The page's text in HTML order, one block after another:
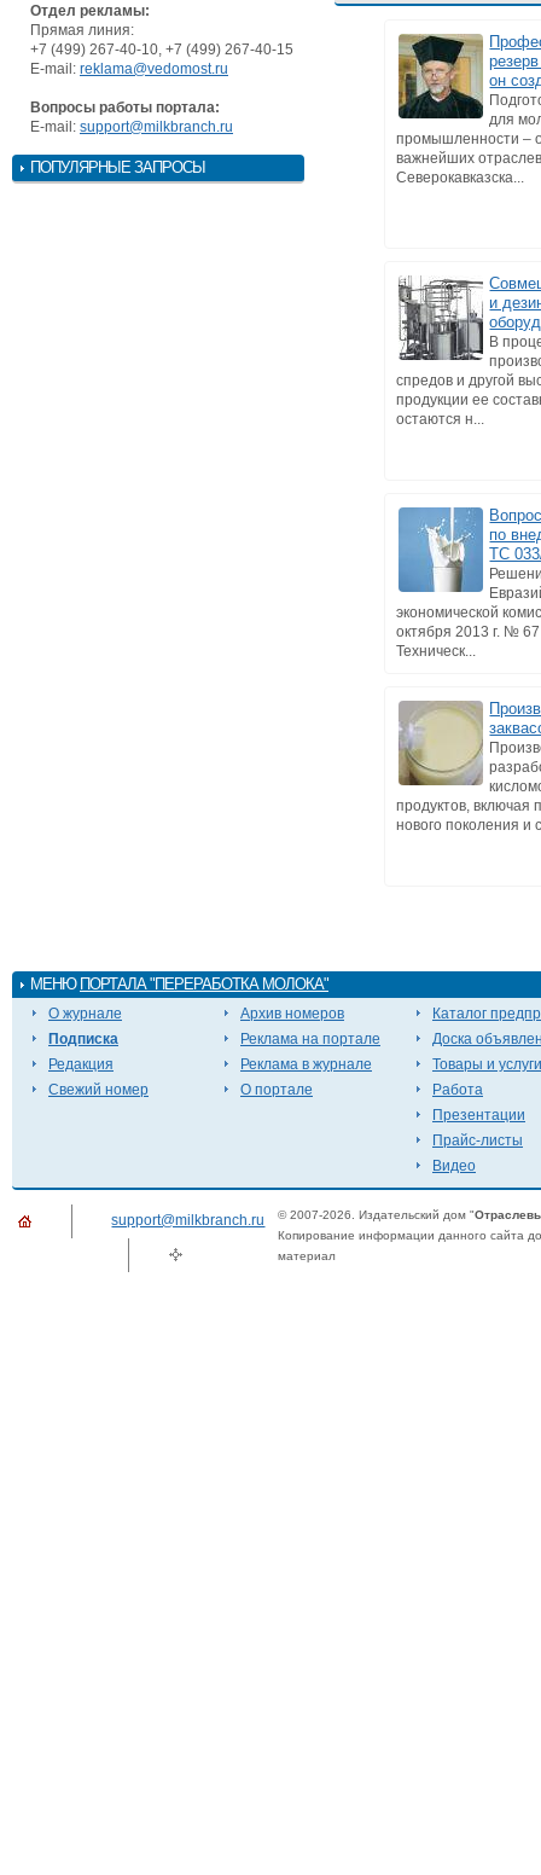
Отдел рекламы:
Прямая линия:
+7 (499) 267-40-10, +7 (499) 267-40-15
E-mail: reklama@vedomost.ru
Вопросы работы портала:
E-mail: support@milkbranch.ru
ПОПУЛЯРНЫЕ ЗАПРОСЫ
он
для
промышленности –
важнейших
Северокавказска...
и
В
спредов и другой
продукции ее
остаются н...
по
ТС
экономической
октября 2013 г. №
Техническ...
продуктов, включая
нового поколения и
МЕНЮ ПОРТАЛА "ПЕРЕРАБОТКА МОЛОКА"
О журнале
Подписка
Редакция
Свежий номер
Архив номеров
Реклама на портале
Реклама в журнале
О портале
Каталог
Доска
Товары и услуги
Работа
Презентации
Прайс-листы
Видео
support@milkbranch.ru © 2007-2026. Издательский дом "
Копирование информации данного сайта
материал